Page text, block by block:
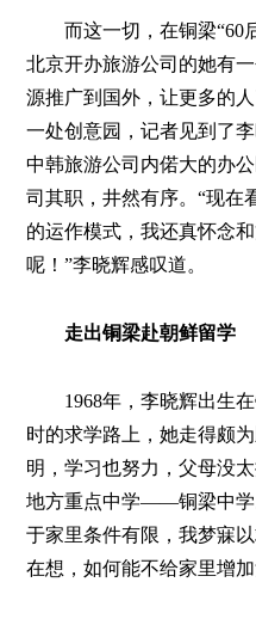
而这一切，在铜梁“60
北京开办旅游公司的她有
源推广到国外，让更多的
一处创意园，记者见到了
中韩旅游公司内偌大的办
司其职，井然有序。“现在
的运作模式，我还真怀念
呢！”李晓辉感叹道。
走出铜梁赴朝鲜留学
1968年，李晓辉出生
时的求学路上，她走得颇
明，学习也努力，父母没
地方重点中学——铜梁中学
于家里条件有限，我梦寐
在想，如何能不给家里增